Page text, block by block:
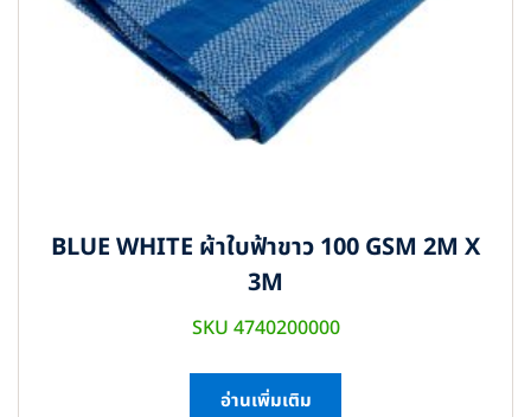
BLUE WHITE ผ้าใบฟ้าขาว 100 GSM 2M X
3M
SKU 4740200000
อ่านเพิ่มเติม